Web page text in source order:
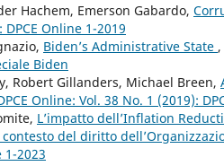
Hachem, Emerson Gabardo,
DPCE Online 1-2019
Biden’s Administrative State ,
Biden
Robert Gillanders, Michael Breen,
Online: Vol. 38 No. 1 (2019):
L’impatto dell’Inflation
del diritto
1-2023